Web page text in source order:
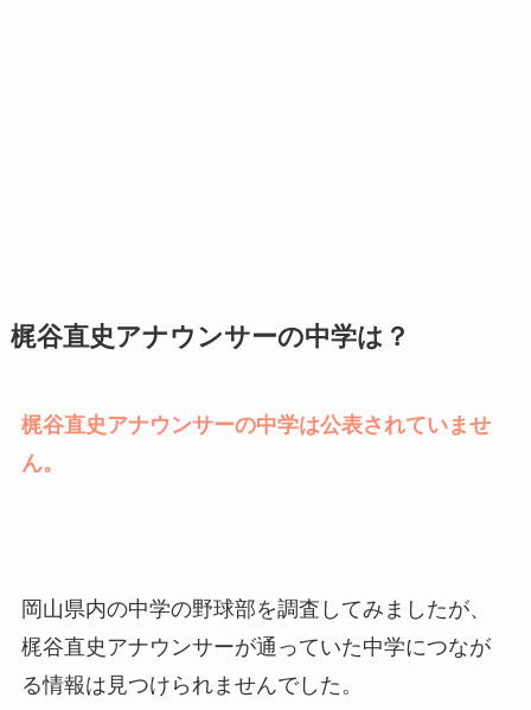
梶谷直史アナウンサーの中学は？
梶谷直史アナウンサーの中学は公表されていませ
ん。
岡山県内の中学の野球部を調査してみましたが、
梶谷直史アナウンサーが通っていた中学につなが
る情報は見つけられませんでした。